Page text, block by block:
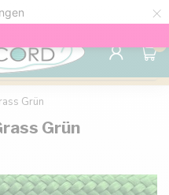
×
ab 150 €
0
Grün
Grün